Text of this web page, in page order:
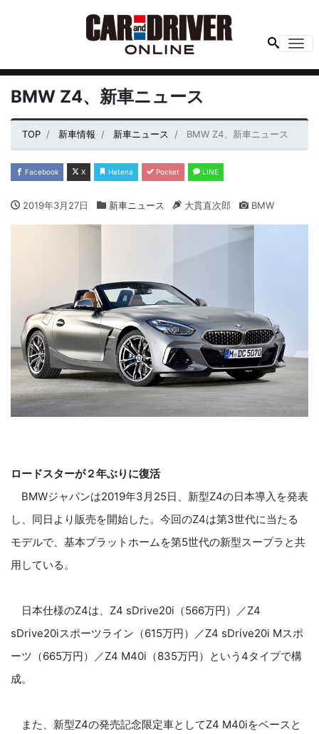
BMW Z4、新車ニュース
TOP 新車情報 新車ニュース BMW Z4、新車ニュース
Facebook X Hatena Pocket LINE
2019年3月27日 新車ニュース 大貫直次郎 BMW
ロードスターが２年ぶりに復活
BMWジャパンは2019年3月25日、新型Z4の日本導入を発表
し、同日より販売を開始した。今回のZ4は第3世代に当たる
モデルで、基本プラットホームを第5世代の新型スープラと共
用している。
日本仕様のZ4は、Z4 sDrive20i（566万円）／Z4
sDrive20iスポーツライン（615万円）／Z4 sDrive20i Mスポ
ーツ（665万円）／Z4 M40i（835万円）という4タイプで構
成。
また、新型Z4の発売記念限定車としてZ4 M40iをベースと